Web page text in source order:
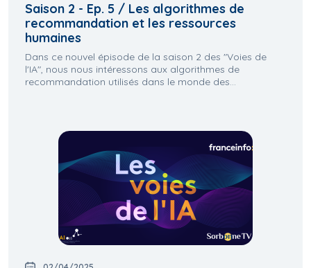
Saison 2 - Ep. 5 / Les algorithmes de
recommandation et les ressources
humaines
Dans ce nouvel épisode de la saison 2 des "Voies de
l'IA", nous nous intéressons aux algorithmes de
recommandation utilisés dans le monde des...